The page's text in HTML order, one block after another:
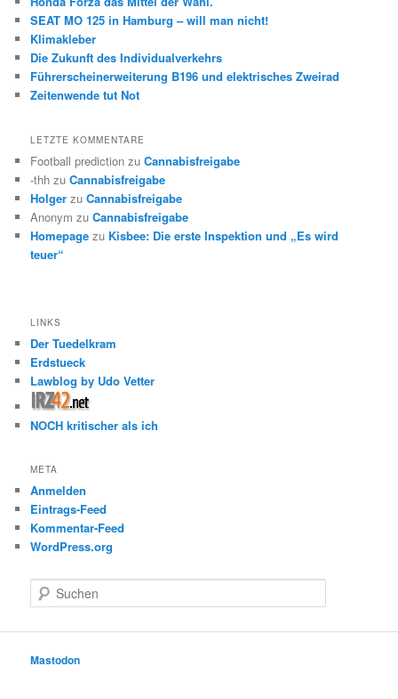
SEAT MO 125 in Hamburg – will man nicht!
Klimakleber
Die Zukunft des Individualverkehrs
Führerscheinerweiterung B196 und elektrisches Zweirad
Zeitenwende tut Not
LETZTE KOMMENTARE
Football prediction zuCannabisfreigabe
-thh zuCannabisfreigabe
Holger zuCannabisfreigabe
Anonym zuCannabisfreigabe
Homepage zu Kisbee: Die erste Inspektion und „Es wird
teuer“
LINKS
Der Tuedelkram
Erdstueck
Lawblog by Udo Vetter
NOCH kritischer als ich
META
Anmelden
Eintrags-Feed
Kommentar-Feed
WordPress.org
u
e
Mastodon